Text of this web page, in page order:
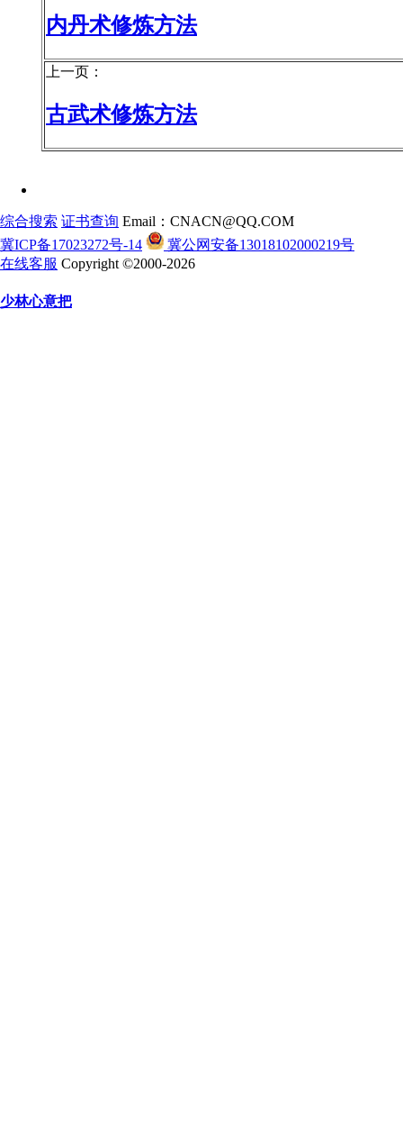
内丹术修炼方法
上一页：
古武术修炼方法
综合搜索 证书查询 Email：CNACN@QQ.COM
冀ICP备17023272号-14
冀公网安备13018102000219号
在线客服 Copyright ©2000-2026
少林心意把